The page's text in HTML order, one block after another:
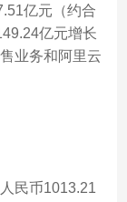
亿元（约合
亿元增长
业务和阿里云
民币1013.21